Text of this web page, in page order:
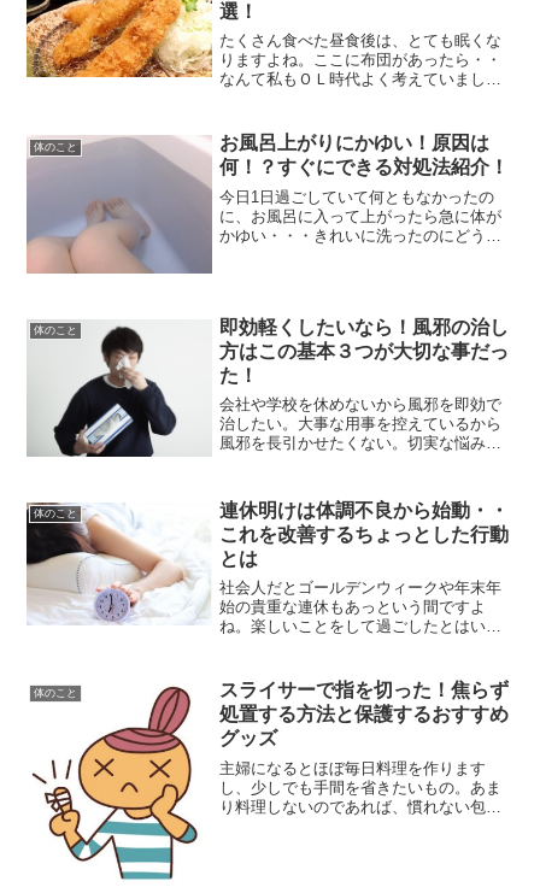
選！
たくさん食べた昼食後は、とても眠くな
りますよね。ここに布団があったら・・
なんて私もＯＬ時代よく考えていまし
しょうか。会社だと仕事もあるので寝る
わけにはいきませんよね。眠...
体のこと
お風呂上がりにかゆい！原因は
何！？すぐにできる対処法紹介！
今日1日過ごしていて何ともなかったの
に、お風呂に入って上がったら急に体が
かゆい・・・きれいに洗ったのにどうし
体のこと
即効軽くしたいなら！風邪の治し
方はこの基本３つが大切な事だっ
た！
会社や学校を休めないから風邪を即効で
治したい。大事な用事を控えているから
風邪を長引かせたくない。切実な悩みで
失敗してしまったりする原因にもなりま
す。そこで今回は、風邪を...
体のこと
連休明けは体調不良から始動・・
これを改善するちょっとした行動
とは
社会人だとゴールデンウィークや年末年
始の貴重な連休もあっという間ですよ
ね。楽しいことをして過ごしたとはい
じゃない…疲れている？そんな経験あり
ませんか。今回は、こちらのテ...
体のこと
スライサーで指を切った！焦らず
処置する方法と保護するおすすめ
グッズ
主婦になるとほぼ毎日料理を作ります
し、少しでも手間を省きたいもの。あま
り料理しないのであれば、慣れない包丁